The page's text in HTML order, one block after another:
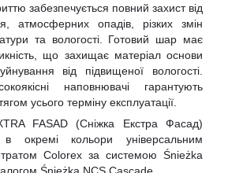
забезпечується повний захист від
атмосферних опадів, різких змін
та вологості. Готовий шар має
що захищає матеріал основи
від підвищеної вологості.
наповнювачі гарантують
усього терміну експлуатації.
FASAD (Сніжка Екстра Фасад)
окремі кольори універсальним
Colorex за системою Śnieżka